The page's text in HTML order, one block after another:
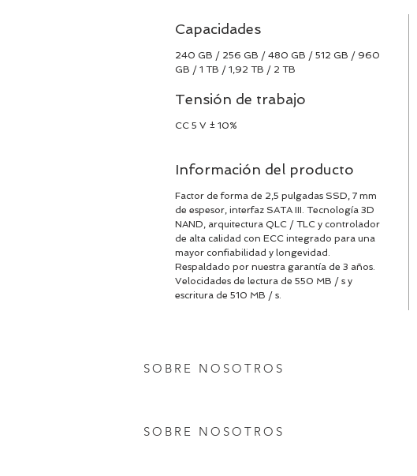
Capacidades
240 GB / 256 GB / 480 GB / 512 GB / 960
GB / 1 TB / 1,92 TB / 2 TB
Tensión de trabajo
CC 5 V ± 10%
Información del producto
Factor de forma de 2,5 pulgadas SSD, 7 mm
de espesor, interfaz SATA III. Tecnología 3D
NAND, arquitectura QLC / TLC y controlador
de alta calidad con ECC integrado para una
mayor confiabilidad y longevidad.
Respaldado por nuestra garantía de 3 años.
Velocidades de lectura de 550 MB / s y
escritura de 510 MB / s.
SOBRE NOSOTROS
SOBRE NOSOTROS